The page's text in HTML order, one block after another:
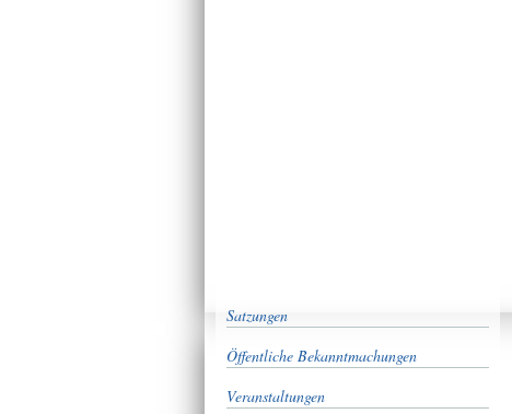
Satzungen
Öffentliche Bekanntmachungen
Veranstaltungen